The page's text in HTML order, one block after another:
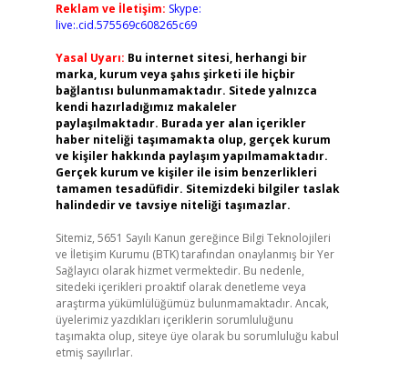
Reklam ve İletişim: Skype:
live:.cid.575569c608265c69
Yasal Uyarı: Bu internet sitesi, herhangi bir
marka, kurum veya şahıs şirketi ile hiçbir
bağlantısı bulunmamaktadır. Sitede yalnızca
kendi hazırladığımız makaleler
paylaşılmaktadır. Burada yer alan içerikler
haber niteliği taşımamakta olup, gerçek kurum
ve kişiler hakkında paylaşım yapılmamaktadır.
Gerçek kurum ve kişiler ile isim benzerlikleri
tamamen tesadüfidir. Sitemizdeki bilgiler taslak
halindedir ve tavsiye niteliği taşımazlar.
Sitemiz, 5651 Sayılı Kanun gereğince Bilgi Teknolojileri
ve İletişim Kurumu (BTK) tarafından onaylanmış bir Yer
Sağlayıcı olarak hizmet vermektedir. Bu nedenle,
sitedeki içerikleri proaktif olarak denetleme veya
araştırma yükümlülüğümüz bulunmamaktadır. Ancak,
üyelerimiz yazdıkları içeriklerin sorumluluğunu
taşımakta olup, siteye üye olarak bu sorumluluğu kabul
etmiş sayılırlar.